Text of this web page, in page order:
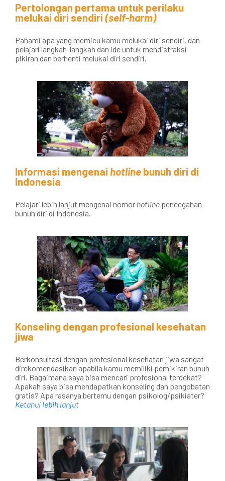
Pertolongan pertama untuk perilaku
melukai diri sendiri (self-harm)
Pahami apa yang memicu kamu melukai diri sendiri, dan
pelajari langkah-langkah dan ide untuk mendistraksi
pikiran dan berhenti melukai diri sendiri.
Informasi mengenai hotline bunuh diri di
Indonesia
Pelajari lebih lanjut mengenai nomor hotline pencegahan
bunuh diri di Indonesia.
Konseling dengan profesional kesehatan
jiwa
Berkonsultasi dengan profesional kesehatan jiwa sangat
direkomendasikan apabila kamu memiliki pemikiran bunuh
diri. Bagaimana saya bisa mencari profesional terdekat?
Apakah saya bisa mendapatkan konseling dan pengobatan
gratis? Apa rasanya bertemu dengan psikolog/psikiater?
Ketahui lebih lanjut